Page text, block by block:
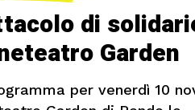
di
Garden
per venerdì 10